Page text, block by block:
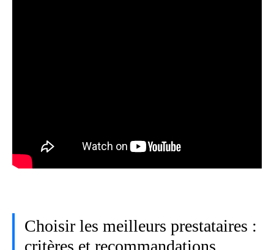
Choisir les meilleurs prestataires :
critères et recommandations